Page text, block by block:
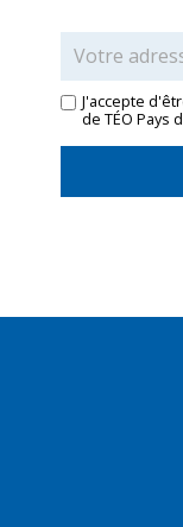
J'accepte
de TÉO Pays